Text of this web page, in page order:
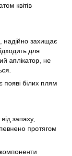
квітів
надійно захищає
для
аплікатор, не
появі білих плям
запаху,
протягом